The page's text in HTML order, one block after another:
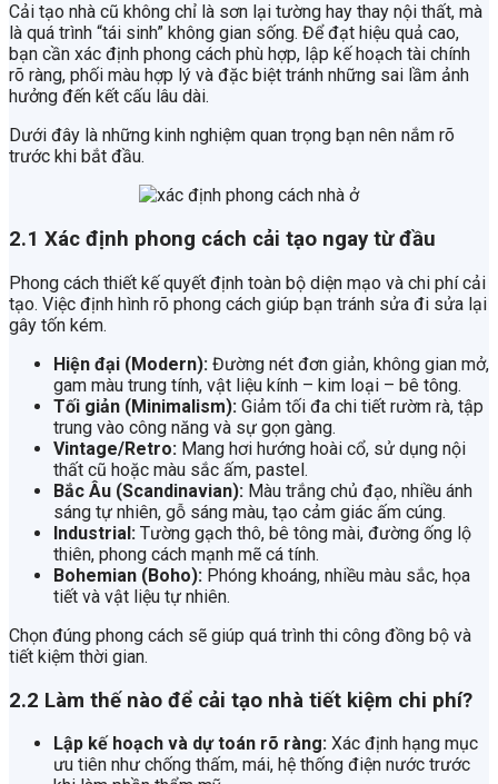
Cải tạo nhà cũ không chỉ là sơn lại tường hay thay nội thất, mà
là quá trình “tái sinh” không gian sống. Để đạt hiệu quả cao,
bạn cần xác định phong cách phù hợp, lập kế hoạch tài chính
rõ ràng, phối màu hợp lý và đặc biệt tránh những sai lầm ảnh
hưởng đến kết cấu lâu dài.
Dưới đây là những kinh nghiệm quan trọng bạn nên nắm rõ
trước khi bắt đầu.
2.1 Xác định phong cách cải tạo ngay từ đầu
Phong cách thiết kế quyết định toàn bộ diện mạo và chi phí cải
tạo. Việc định hình rõ phong cách giúp bạn tránh sửa đi sửa lại
gây tốn kém.
Hiện đại (Modern): Đường nét đơn giản, không gian mở,
gam màu trung tính, vật liệu kính – kim loại – bê tông.
Tối giản (Minimalism): Giảm tối đa chi tiết rườm rà, tập
trung vào công năng và sự gọn gàng.
Vintage/Retro: Mang hơi hướng hoài cổ, sử dụng nội
thất cũ hoặc màu sắc ấm, pastel.
Bắc Âu (Scandinavian): Màu trắng chủ đạo, nhiều ánh
sáng tự nhiên, gỗ sáng màu, tạo cảm giác ấm cúng.
Industrial: Tường gạch thô, bê tông mài, đường ống lộ
thiên, phong cách mạnh mẽ cá tính.
Bohemian (Boho): Phóng khoáng, nhiều màu sắc, họa
tiết và vật liệu tự nhiên.
Chọn đúng phong cách sẽ giúp quá trình thi công đồng bộ và
tiết kiệm thời gian.
2.2 Làm thế nào để cải tạo nhà tiết kiệm chi phí?
Lập kế hoạch và dự toán rõ ràng: Xác định hạng mục
ưu tiên như chống thấm, mái, hệ thống điện nước trước